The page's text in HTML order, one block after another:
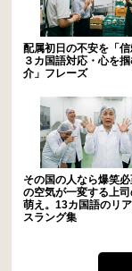
配属初日の不安を「信
３カ国語対応・心を
介」フレーズ
その国の人なら爆笑
の空気が一変する上
萌え。13カ国語のリ
スラング集